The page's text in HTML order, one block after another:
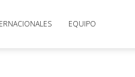
EQUIPO